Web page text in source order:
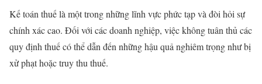
Kế toán thuế là một trong những lĩnh vực phức tạp và đòi hỏi sự
chính xác cao. Đối với các doanh nghiệp, việc không tuân thủ các
quy định thuế có thể dẫn đến những hậu quả nghiêm trọng như bị
xử phạt hoặc truy thu thuế.